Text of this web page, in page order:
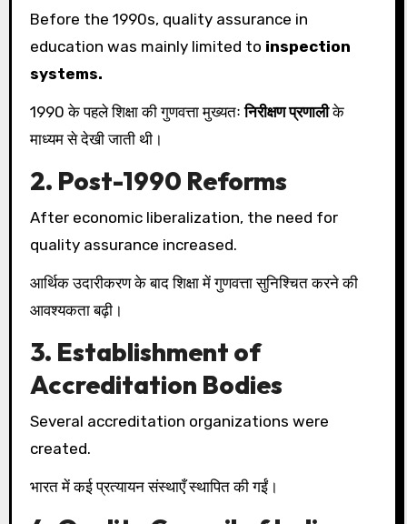
Before the 1990s, quality assurance in
education was mainly limited to inspection
systems.
1990 के पहले शिक्षा की गुणवत्ता मुख्यतःनिरीक्षण प्रणालीके
माध्यम से देखी जाती थी।
2. Post-1990 Reforms
After economic liberalization, the need for
quality assurance increased.
आर्थिक उदारीकरण के बाद शिक्षा में गुणवत्ता सुनिश्चित करने की
आवश्यकता बढ़ी।
3. Establishment of
Accreditation Bodies
Several accreditation organizations were
created.
भारत में कई प्रत्यायन संस्थाएँ स्थापित की गईं।